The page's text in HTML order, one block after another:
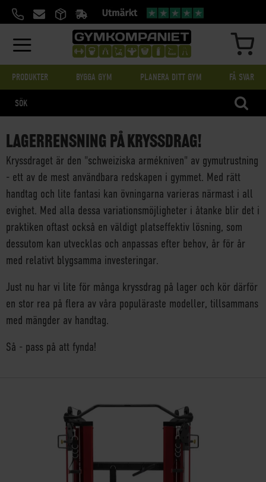
TILL
PRODUKTER BYGGA GYM PLANERA DITT GYM FÅ SVAR
LAGERRENSNING PÅ KRYSSDRAG!
Kryssdraget är den "schweiziska armékniven" av gymutrustning
- ett av de mest användbara redskapen i gymmet. Med rätt
handtag och lite fantasi kan övningarna varieras närmast i all
evighet. Med alla dessa variationsmöjligheter i åtanke blir det i
praktiken oftast också en väldigt platseffektiv lösning, som
dessutom kan utvecklas och anpassas efter behov, år för år
med relativt blygsamma investeringar.
Just nu har vi lite för många kryssdrag på lager och kör därför
en stor rea på flera av våra populäraste modeller, tillsammans
med mängder av handtag.
Så - pass på att fynda!